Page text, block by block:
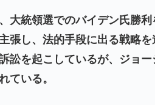
大統領選でのバイデン氏勝
張し、法的手段に出る戦略
訟を起こしているが、ジョ
ている。